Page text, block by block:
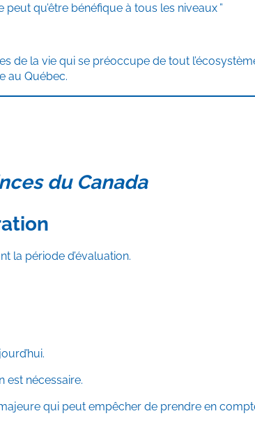
qu’être bénéfique à tous les niveaux ”
la vie qui se préoccupe de tout
au Québec.
du Canada
la période d’évaluation.
nécessaire.
qui peut empêcher de prendre en